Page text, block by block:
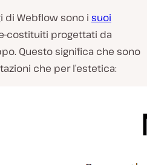
di Webflow sono i suoi
costituiti progettati da
Questo significa che sono
che per l’estetica: